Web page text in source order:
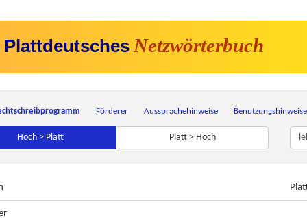
Plattdeutsches Netzwörterbuch
Förderer Aussprachehinweise Benutzungshinweise
Hoch > Platt Platt > Hoch